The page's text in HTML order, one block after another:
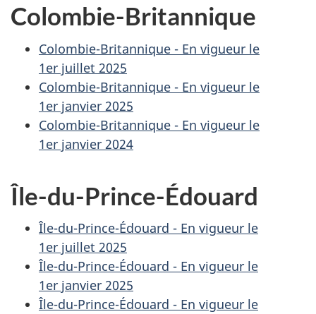
Colombie-Britannique
Colombie-Britannique - En vigueur le
1er juillet 2025
Colombie-Britannique - En vigueur le
1er janvier 2025
Colombie-Britannique - En vigueur le
1er janvier 2024
Île-du-Prince-Édouard
Île-du-Prince-Édouard - En vigueur le
1er juillet 2025
Île-du-Prince-Édouard - En vigueur le
1er janvier 2025
Île-du-Prince-Édouard - En vigueur le